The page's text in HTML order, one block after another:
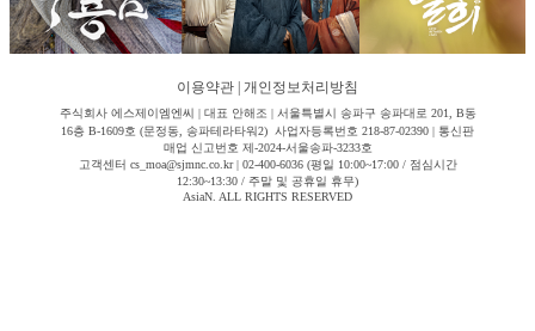
이용약관 개인정보처리방침
주식회사 에스제이엠엔씨 | 대표 안해조 | 서울특별시 송파구 송파대로 201, B동
16층 B-1609호 (문정동, 송파테라타워2) 사업자등록번호 218-87-02390 | 통신판
매업 신고번호 제-2024-서울송파-3233호
고객센터 cs_moa@sjmnc.co.kr | 02-400-6036 (평일 10:00~17:00 / 점심시간
12:30~13:30 / 주말 및 공휴일 휴무)
AsiaN. ALL RIGHTS RESERVED